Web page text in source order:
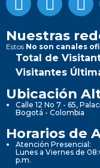
Nuestras
Estos No son canales
Total de
Visitantes
Ubicación
Calle 12 No 7 - 65,
Bogotá - Colombia
Horarios de
Atención Presencial:
Lunes a Viernes de
p.m.